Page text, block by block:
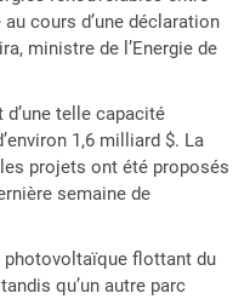
cours d’une déclaration
ministre de l’Energie de
telle capacité
1,6 milliard $. La
projets ont été proposés
semaine de
photovoltaïque flottant du
qu’un autre parc